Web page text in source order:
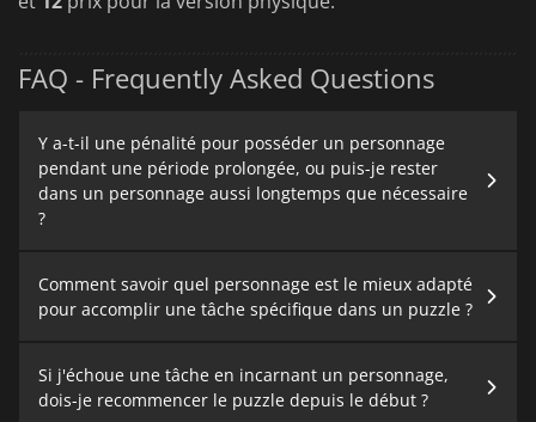
FAQ - Frequently Asked Questions
Y a-t-il une pénalité pour posséder un personnage
pendant une période prolongée, ou puis-je rester
dans un personnage aussi longtemps que nécessaire
?
Comment savoir quel personnage est le mieux adapté
pour accomplir une tâche spécifique dans un puzzle ?
Si j'échoue une tâche en incarnant un personnage,
dois-je recommencer le puzzle depuis le début ?